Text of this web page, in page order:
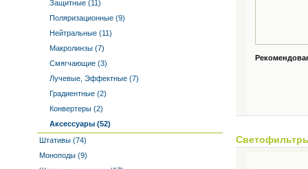
Защитные (11)
Поляризационные (9)
Нейтральные (11)
Макролинзы (7)
Смягчающие (3)
Лучевые, Эффектные (7)
Градиентные (2)
Конвертеры (2)
Аксессуары (52)
Штативы (74)
Моноподы (9)